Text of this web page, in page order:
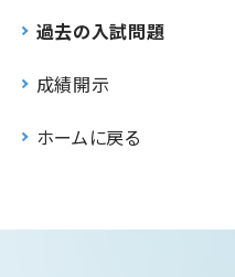
過去の入試問題
成績開示
ホームに戻る